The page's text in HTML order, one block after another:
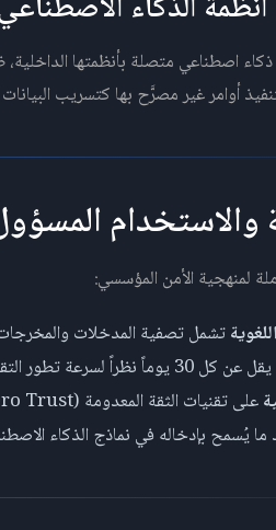
اصطناعي متصلة بأنظمتها
أوامر غير مصرَّح بها كتسريب البيانات
والاستخدام
لمنهجية الأمن المؤسسي:
تشمل تصفية المدخلات
30 يوماً نظراً لسرعة تطور التقنيات الهجومية.
على تقنيات الثقة المعدومة (Zero Trust) في بيئات الذكاء الاصطناعي.
يُسمح بإدخاله في نماذج الذكاء